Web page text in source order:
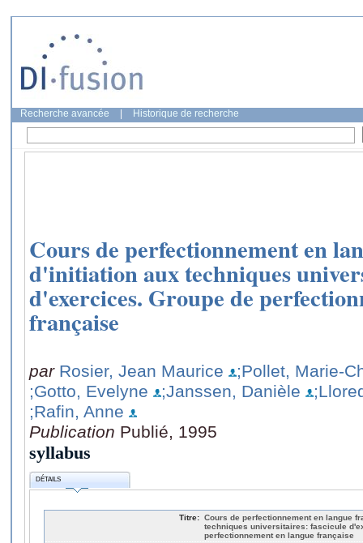
Recherche avancée Historique de recherche
Cours de perfectionnement en
d'initiation aux techniques
d'exercices. Groupe de
française
par Rosier, Jean Maurice
;Pollet, Marie-
;Gotto, Evelyne
;Janssen, Danièle
;Rafin, Anne
Publication Publié, 1995
syllabus
DÉTAILS
Titre: Cours de perfectionnement en langue
techniques universitaires: fascicule
perfectionnement en langue française